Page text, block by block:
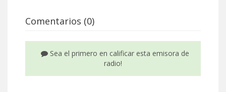
Comentarios (0)
Sea el primero en calificar esta emisora de
radio!